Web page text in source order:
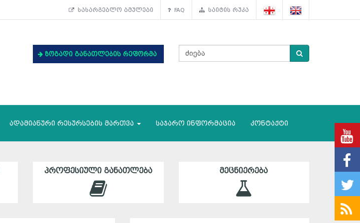
სასარგებლო ბმულები FAQ საიტის რუკა
ზოგადი განათლების რეფორმა
ადამიანური რესურსების მართვა საჯარო ინფორმაცია კონტაქტი
ᲞᲠᲝᲤᲔᲡᲘᲣᲚᲘ ᲒᲐᲜᲐᲗᲚᲔᲑᲐ ᲛᲔᲪᲜᲘᲔᲠᲔᲑᲐ